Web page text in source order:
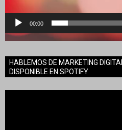
00:00
HABLEMOS DE MARKETING
DISPONIBLE EN SPOTIFY